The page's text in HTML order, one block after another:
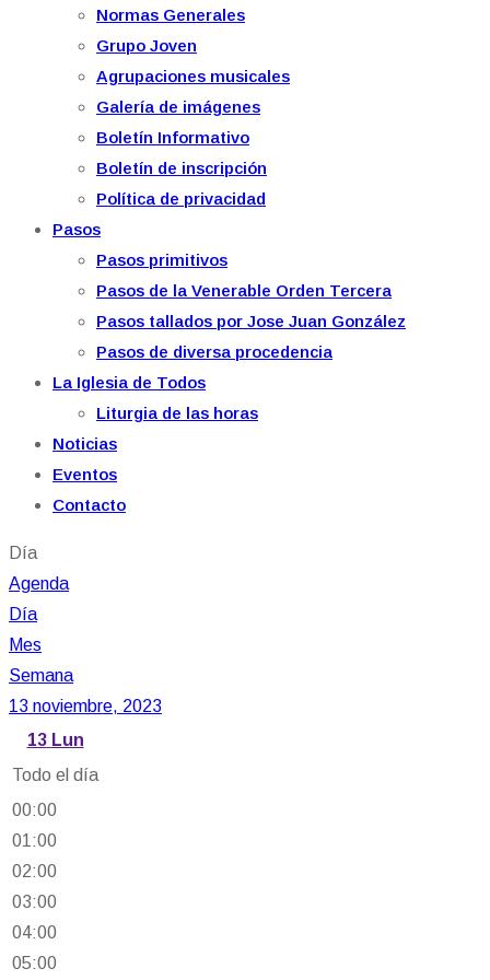
Normas Generales
Grupo Joven
Agrupaciones musicales
Galería de imágenes
Boletín Informativo
Boletín de inscripción
Política de privacidad
Pasos
Pasos primitivos
Pasos de la Venerable Orden Tercera
Pasos tallados por Jose Juan González
Pasos de diversa procedencia
La Iglesia de Todos
Liturgia de las horas
Noticias
Eventos
Contacto
Día
Agenda
Día
Mes
Semana
13 noviembre, 2023
13 Lun
Todo el día
00:00
01:00
02:00
03:00
04:00
05:00